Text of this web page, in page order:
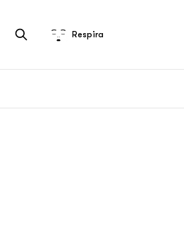
Respira